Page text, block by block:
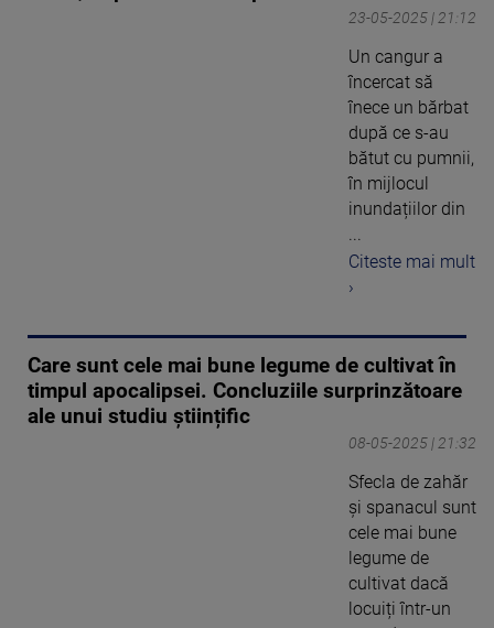
23-05-2025 | 21:12
Un cangur a
încercat să
înece un bărbat
după ce s-au
bătut cu pumnii,
în mijlocul
inundațiilor din
...
Citeste mai mult
›
Care sunt cele mai bune legume de cultivat în
timpul apocalipsei. Concluziile surprinzătoare
ale unui studiu științific
08-05-2025 | 21:32
Sfecla de zahăr
și spanacul sunt
cele mai bune
legume de
cultivat dacă
locuiți într-un